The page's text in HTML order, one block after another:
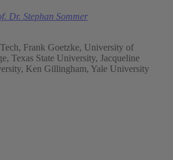
Dr. Stephan Sommer
Frank Goetzke, University of
Texas State University, Jacqueline
Ken Gillingham, Yale University